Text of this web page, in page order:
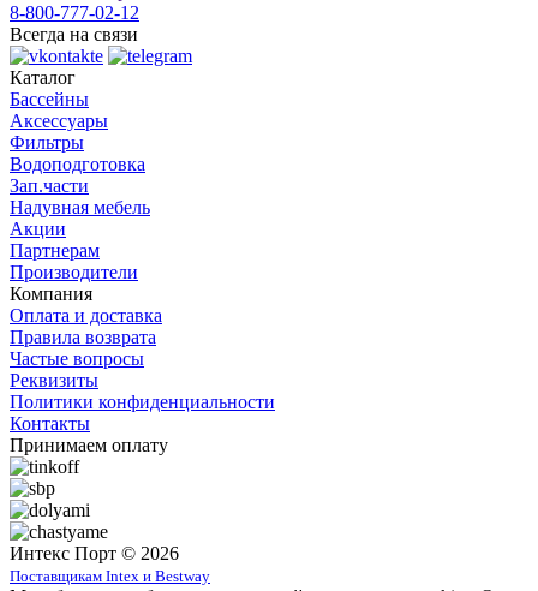
8-800-777-02-12
Всегда на связи
Каталог
Бассейны
Аксессуары
Фильтры
Водоподготовка
Зап.части
Надувная мебель
Акции
Партнерам
Производители
Компания
Оплата и доставка
Правила возврата
Частые вопросы
Реквизиты
Политики конфиденциальности
Контакты
Принимаем оплату
Интекс Порт © 2026
Поставщикам Intex и Bestway